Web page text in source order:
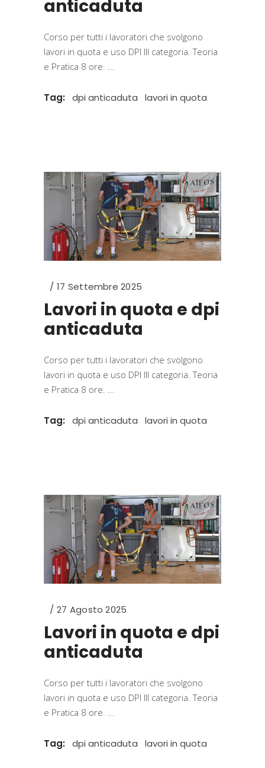
anticaduta
Corso per tutti i lavoratori che svolgono
lavori in quota e uso DPI III categoria. Teoria
e Pratica 8 ore.
Tag: dpi anticaduta lavori in quota
17 Settembre 2025
Lavori in quota e dpi
anticaduta
Corso per tutti i lavoratori che svolgono
lavori in quota e uso DPI III categoria. Teoria
e Pratica 8 ore.
Tag: dpi anticaduta lavori in quota
27 Agosto 2025
Lavori in quota e dpi
anticaduta
Corso per tutti i lavoratori che svolgono
lavori in quota e uso DPI III categoria. Teoria
e Pratica 8 ore.
Tag: dpi anticaduta lavori in quota